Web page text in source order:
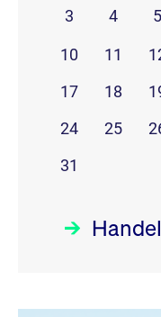
3
4 5
10 11
17
18
24
25
31